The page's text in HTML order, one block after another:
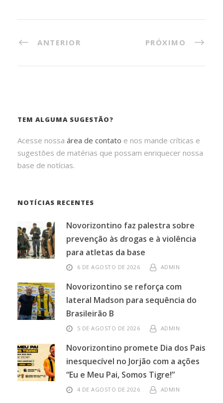
ANTERIOR PRÓXIMO
TEM ALGUMA SUGESTÃO?
Acesse nossa área de contato e nos mande críticas e
sugestões de matérias que possam enriquecer nossa
base de notícias.
NOTÍCIAS RECENTES
Novorizontino faz palestra sobre
prevenção às drogas e à violência
para atletas da base
6 DE AGOSTO DE 2026 ADMIN
Novorizontino se reforça com
lateral Madson para sequência do
Brasileirão B
5 DE AGOSTO DE 2026 ADMIN
Novorizontino promete Dia dos Pais
inesquecível no Jorjão com a ações
“Eu e Meu Pai, Somos Tigre!”
4 DE AGOSTO DE 2026 ADMIN